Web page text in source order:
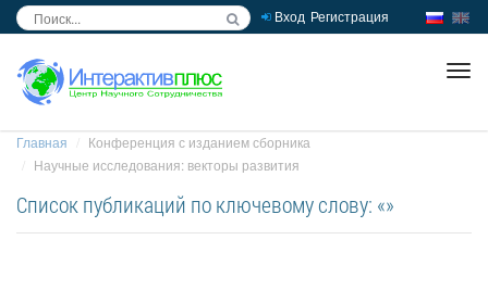
Вход Регистрация
Главная
Конференция с изданием сборника
Научные исследования: векторы развития
Список публикаций по ключевому слову: «»